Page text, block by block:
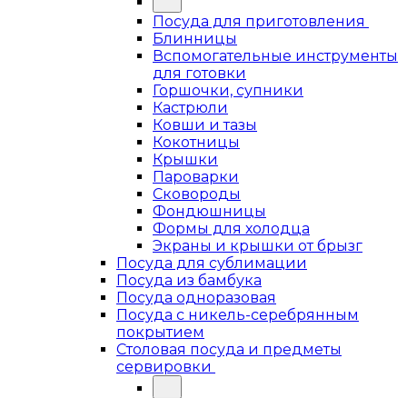
Посуда для приготовления
Блинницы
Вспомогательные инструменты
для готовки
Горшочки, супники
Кастрюли
Ковши и тазы
Кокотницы
Крышки
Пароварки
Сковороды
Фондюшницы
Формы для холодца
Экраны и крышки от брызг
Посуда для сублимации
Посуда из бамбука
Посуда одноразовая
Посуда с никель-серебрянным
покрытием
Столовая посуда и предметы
сервировки